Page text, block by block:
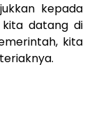
kepada
kita datang di
kita